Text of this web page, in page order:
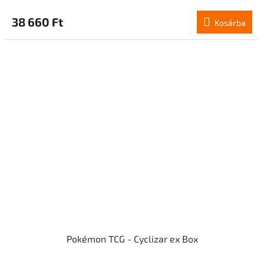
átlagos
értékelése
5-
38 660 Ft Kosárba
Pokémon TCG - Cyclizar ex Box